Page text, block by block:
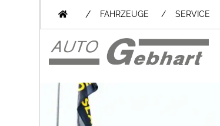
/ FAHRZEUGE SERVICE